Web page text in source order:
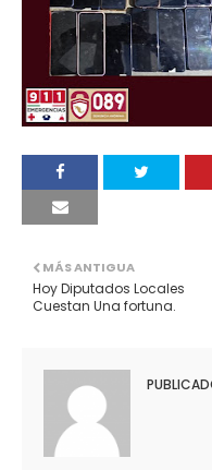
MÁS ANTIGUA
Hoy Diputados Locales
Cuestan Una fortuna.